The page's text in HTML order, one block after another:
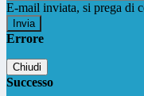
E-mail inviata, si prega di
Errore
Chiudi
Successo